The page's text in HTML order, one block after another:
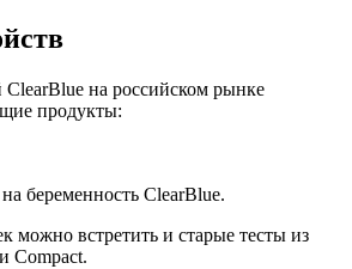
на российском рынке
продукты:
беременность ClearBlue.
можно встретить и старые тесты из
Compact.